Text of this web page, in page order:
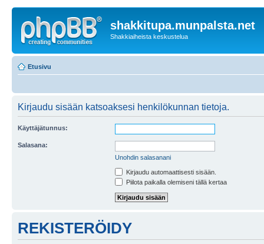
shakkitupa.munpalsta.net
Shakkiaiheista keskustelua
Etusivu
Kirjaudu sisään katsoaksesi henkilökunnan tietoja.
Käyttäjätunnus:
Salasana:
Unohdin salasanani
Kirjaudu automaattisesti sisään.
Piilota paikalla olemiseni tällä kertaa
REKISTERÖIDY